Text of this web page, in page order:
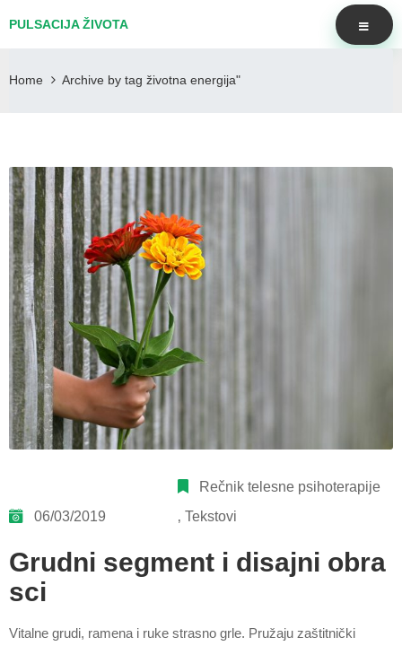
PULSACIJA ŽIVOTA
Home Archive by tag životna energija"
06/03/2019
Rečnik telesne psihoterapije
‚Tekstovi
Grudni segment i disajni obra
sci
Vitalne grudi, ramena i ruke strasno grle. Pružaju zaštitnički